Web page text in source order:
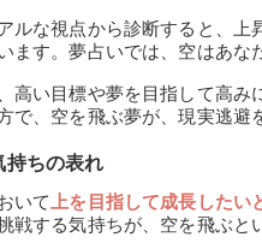
ルな視点から診断すると、
ます。夢占いでは、空はあな
高い目標や夢を目指して高み
で、空を飛ぶ夢が、現実逃避
ちの表れ
いて 上を目指して成長したい
戦する気持ちが、空を飛ぶと